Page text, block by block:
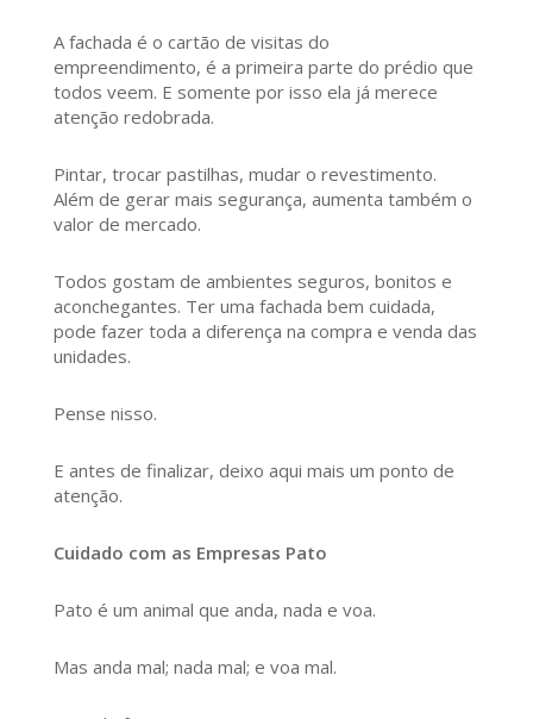
A fachada é o cartão de visitas do
empreendimento, é a primeira parte do prédio que
todos veem. E somente por isso ela já merece
atenção redobrada.
Pintar, trocar pastilhas, mudar o revestimento.
Além de gerar mais segurança, aumenta também o
valor de mercado.
Todos gostam de ambientes seguros, bonitos e
aconchegantes. Ter uma fachada bem cuidada,
pode fazer toda a diferença na compra e venda das
unidades.
Pense nisso.
E antes de finalizar, deixo aqui mais um ponto de
atenção.
Cuidado com as Empresas Pato
Pato é um animal que anda, nada e voa.
Mas anda mal; nada mal; e voa mal.